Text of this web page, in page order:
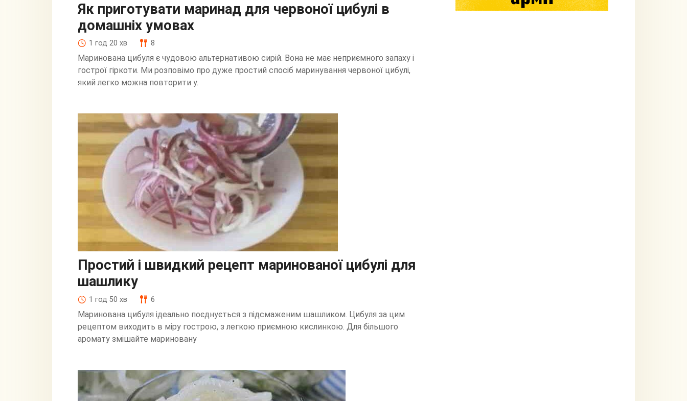
Як приготувати маринад для червоної цибулі в
домашніх умовах
1 год 20 хв 8
Маринована цибуля є чудовою альтернативою сирій. Вона не має неприємного запаху і
гострої гіркоти. Ми розповімо про дуже простий спосіб маринування червоної цибулі,
який легко можна повторити у.
Простий і швидкий рецепт маринованої цибулі для
шашлику
1 год 50 хв 6
Маринована цибуля ідеально поєднується з підсмаженим шашликом. Цибуля за цим
рецептом виходить в міру гострою, з легкою приємною кислинкою. Для більшого
аромату змішайте мариновану